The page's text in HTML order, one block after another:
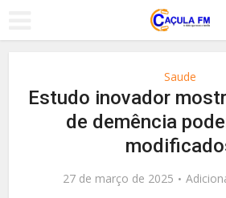
Saude
Estudo inovador
de demência
27 de março de 2025